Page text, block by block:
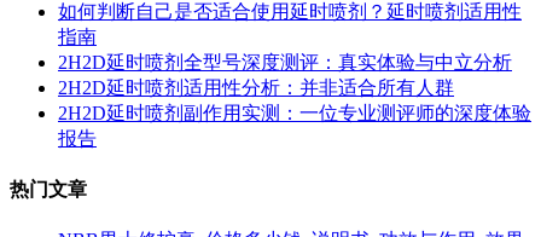
如何判断自己是否适合使用延时喷剂？延时喷剂适用性
指南
2H2D延时喷剂全型号深度测评：真实体验与中立分析
2H2D延时喷剂适用性分析：并非适合所有人群
2H2D延时喷剂副作用实测：一位专业测评师的深度体验
报告
热门文章